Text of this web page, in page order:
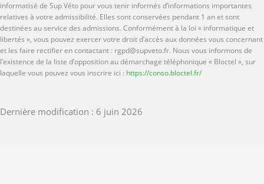
informatisé de Sup Véto pour vous tenir informés d’informations importantes
relatives à votre admissibilité. Elles sont conservées pendant 1 an et sont
destinées au service des admissions. Conformément à la loi « informatique et
libertés », vous pouvez exercer votre droit d’accès aux données vous concernant
et les faire rectifier en contactant : rgpd@supveto.fr. Nous vous informons de
l’existence de la liste d’opposition au démarchage téléphonique « Bloctel », sur
laquelle vous pouvez vous inscrire ici : https://conso.bloctel.fr/
Dernière modification : 6 juin 2026